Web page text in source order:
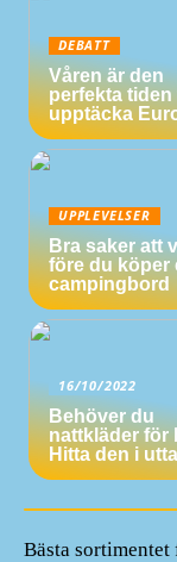
DEBATT
Våren är den
perfekta tiden
upptäcka
UPPLEVELSER
Bra saker att
före du köper
campingbord
16/10/2022
Behöver du
nattkläder för
Hitta den i
Bästa